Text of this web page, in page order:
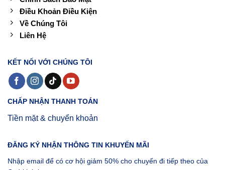
Điều Khoản Điều Kiện
Về Chúng Tôi
Liên Hệ
KẾT NỐI VỚI CHÚNG TÔI
CHẤP NHẬN THANH TOÁN
Tiền mặt & chuyển khoản
ĐĂNG KÝ NHẬN THÔNG TIN KHUYẾN MÃI
Nhập email để có cơ hội giảm 50% cho chuyến đi tiếp theo của